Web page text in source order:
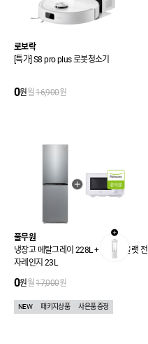
로보락
[특가] S8 pro plus 로봇청소기
0원월16,900원
풀무원
냉장고 메탈그레이 228L + 무회전 플랫 전
자레인지 23L
0원월17,000원
NEW 패키지상품 사은품 증정